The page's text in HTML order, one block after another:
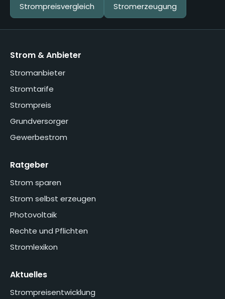
Strompreisvergleich Stromerzeugung
Strom & Anbieter
Stromanbieter
Stromtarife
Strompreis
Grundversorger
Gewerbestrom
Ratgeber
Strom sparen
Strom selbst erzeugen
Photovoltaik
Rechte und Pflichten
Stromlexikon
Aktuelles
Strompreisentwicklung